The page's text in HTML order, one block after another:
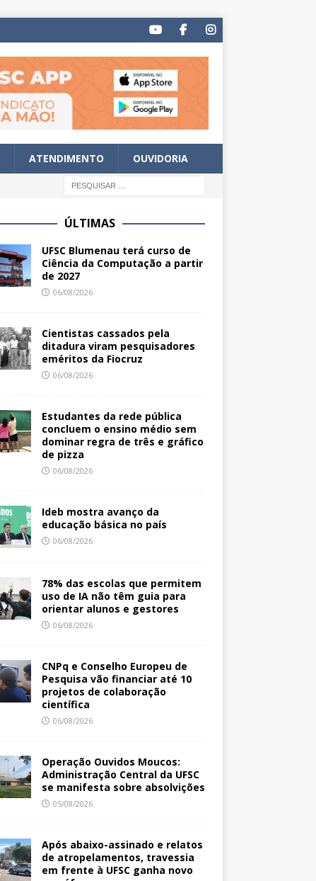
ATENDIMENTO OUVIDORIA
ÚLTIMAS
UFSC Blumenau terá curso de
Ciência da Computação a partir
de 2027
06/08/2026
Cientistas cassados pela
ditadura viram pesquisadores
eméritos da Fiocruz
06/08/2026
Estudantes da rede pública
concluem o ensino médio sem
dominar regra de três e gráfico
de pizza
06/08/2026
Ideb mostra avanço da
educação básica no país
06/08/2026
78% das escolas que permitem
uso de IA não têm guia para
orientar alunos e gestores
06/08/2026
CNPq e Conselho Europeu de
Pesquisa vão financiar até 10
projetos de colaboração
científica
06/08/2026
Operação Ouvidos Moucos:
Administração Central da UFSC
se manifesta sobre absolvições
05/08/2026
Após abaixo-assinado e relatos
de atropelamentos, travessia
em frente à UFSC ganha novo